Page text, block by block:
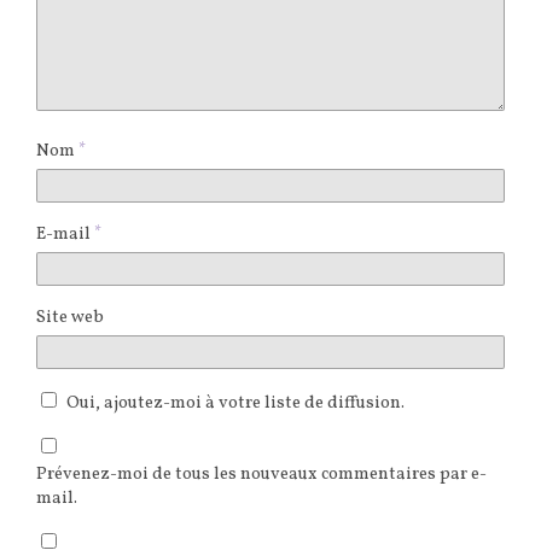
Nom *
E-mail *
Site web
Oui, ajoutez-moi à votre liste de diffusion.
Prévenez-moi de tous les nouveaux commentaires par e-
mail.